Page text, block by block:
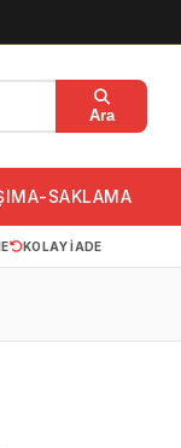
Ara
SAKLAMA
KOLAY IADE